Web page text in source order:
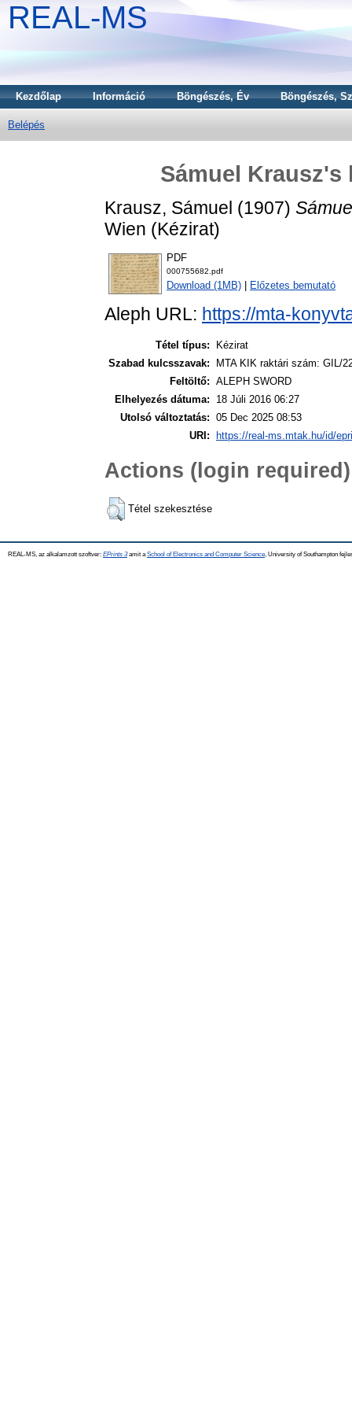
REAL-MS
Kezdőlap Információ Böngészés, Év Böngészés,
Belépés
Sámuel
Krausz, Sámuel (1907)
Wien (Kézirat)
PDF
000755682.pdf
Download (1MB) Előzetes bemutató
Aleph URL: https://mta-
Tétel típus:
Kézirat
Szabad kulcsszavak:
MTA KIK raktári szám: GIL/
Feltöltő: ALEPH SWORD
Elhelyezés dátuma:
18 Júli 2016 06:27
Utolsó változtatás: 05 Dec 2025 08:53
URI:
https://real-ms.mtak.hu/id/
Actions (login required)
Tétel szekesztése
REAL-MS, az alkalamzott szoftver: EPrints 3amit a School of Electronics and Computer Science , University of Southampton